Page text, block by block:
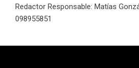
Redactor Responsable: Matías
098955851